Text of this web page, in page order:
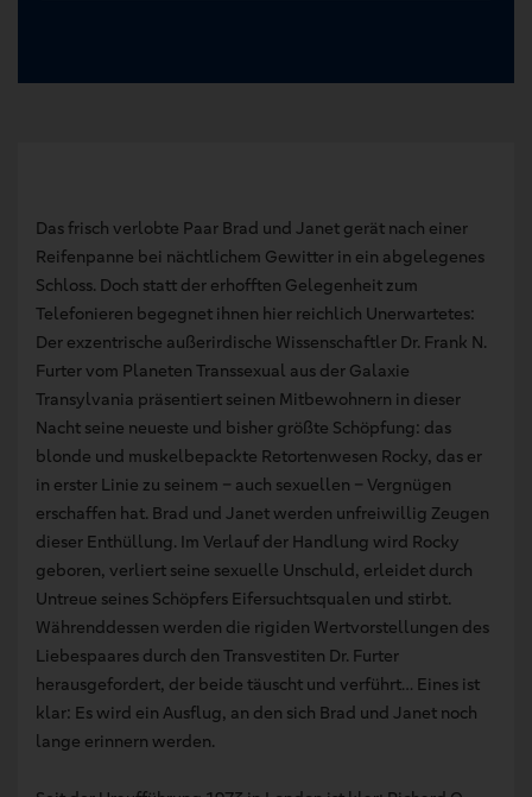
Das frisch verlobte Paar Brad und Janet gerät nach einer
Reifenpanne bei nächtlichem Gewitter in ein abgelegenes
Schloss. Doch statt der erhofften Gelegenheit zum
Telefonieren begegnet ihnen hier reichlich Unerwartetes:
Der exzentrische außerirdische Wissenschaftler Dr. Frank N.
Furter vom Planeten Transsexual aus der Galaxie
Transylvania präsentiert seinen Mitbewohnern in dieser
Nacht seine neueste und bisher größte Schöpfung: das
blonde und muskelbepackte Retortenwesen Rocky, das er
in erster Linie zu seinem – auch sexuellen – Vergnügen
erschaffen hat. Brad und Janet werden unfreiwillig Zeugen
dieser Enthüllung. Im Verlauf der Handlung wird Rocky
geboren, verliert seine sexuelle Unschuld, erleidet durch
Untreue seines Schöpfers Eifersuchtsqualen und stirbt.
Währenddessen werden die rigiden Wertvorstellungen des
Liebespaares durch den Transvestiten Dr. Furter
herausgefordert, der beide täuscht und verführt… Eines ist
klar: Es wird ein Ausflug, an den sich Brad und Janet noch
lange erinnern werden.